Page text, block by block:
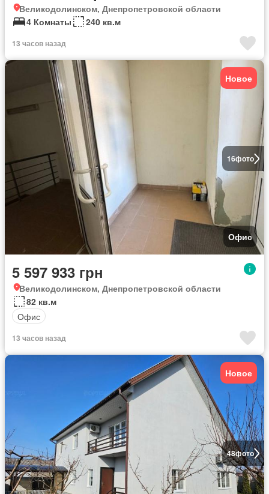
Великодолинском, Днепропетровской области
4 Комнаты
240 кв.м
13 часов назад
16фото
Новое
Офис
5 597 933 грн
Великодолинском, Днепропетровской области
82 кв.м
Офис
13 часов назад
48фото
Новое